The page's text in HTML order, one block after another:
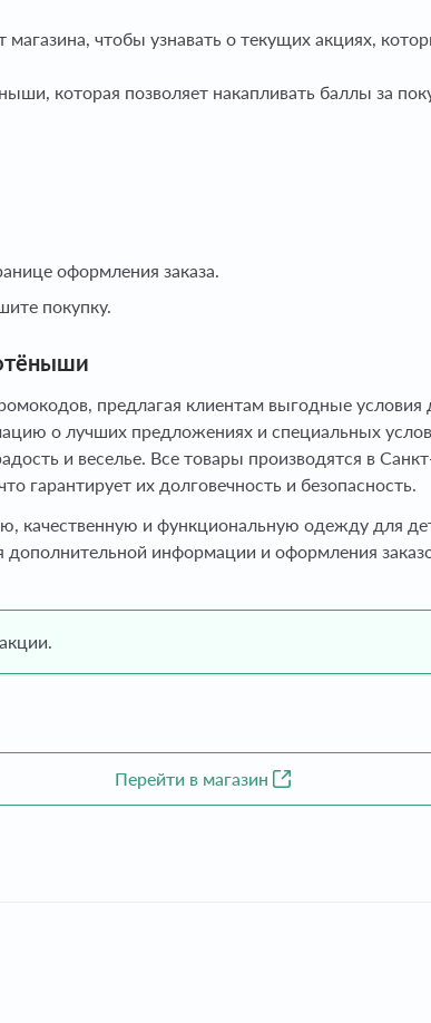
чтобы узнавать о текущих акциях,
которая позволяет накапливать баллы за
оформления заказа.
покупку.
предлагая клиентам выгодные
о лучших предложениях и специальных
и веселье. Все товары производятся в
гарантирует их долговечность и безопасность.
и функциональную одежду для
информации и оформления
Перейти в магазин